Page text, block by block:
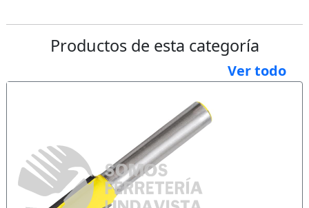
Productos de esta categoría
Ver todo